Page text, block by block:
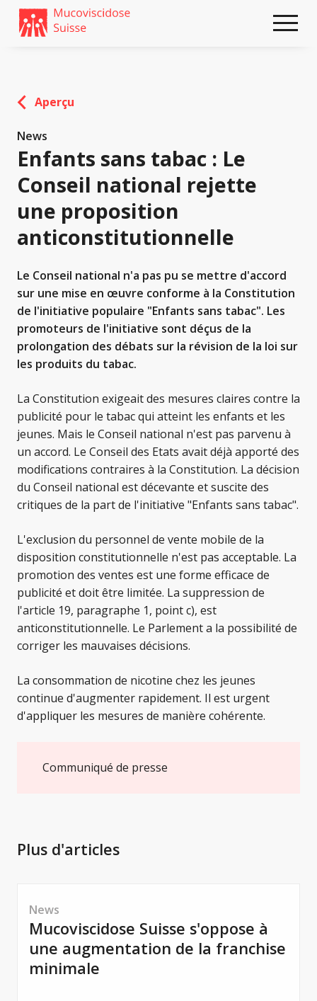
Weiter
zum
skip
Aperçu
News
Enfants sans tabac : Le
Conseil national rejette
une proposition
anticonstitutionnelle
Le Conseil national n'a pas pu se mettre d'accord
sur une mise en œuvre conforme à la Constitution
de l'initiative populaire "Enfants sans tabac". Les
promoteurs de l'initiative sont déçus de la
prolongation des débats sur la révision de la loi sur
les produits du tabac.
La Constitution exigeait des mesures claires contre la
publicité pour le tabac qui atteint les enfants et les
jeunes. Mais le Conseil national n'est pas parvenu à
un accord. Le Conseil des Etats avait déjà apporté des
modifications contraires à la Constitution. La décision
du Conseil national est décevante et suscite des
critiques de la part de l'initiative "Enfants sans tabac".
L'exclusion du personnel de vente mobile de la
disposition constitutionnelle n'est pas acceptable. La
promotion des ventes est une forme efficace de
publicité et doit être limitée. La suppression de
l'article 19, paragraphe 1, point c), est
anticonstitutionnelle. Le Parlement a la possibilité de
corriger les mauvaises décisions.
La consommation de nicotine chez les jeunes
continue d'augmenter rapidement. Il est urgent
d'appliquer les mesures de manière cohérente.
Communiqué de presse
Plus d'articles
News
Mucoviscidose Suisse s'oppose à
une augmentation de la franchise
minimale